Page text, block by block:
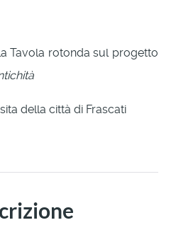
Tavola rotonda sul progetto
della città di Frascati